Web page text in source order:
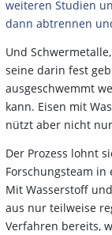
weiteren Studien
dann abtrennen
Und
seine darin fest
ausgeschwemmt
kann. Eisen mit
nützt aber nicht
Der Prozess lohnt
Forschungsteam in
Mit Wasserstoff
aus nur teilweise
Verfahren bereits,